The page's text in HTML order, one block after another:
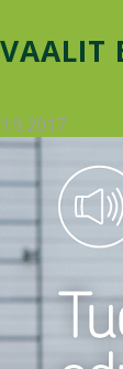
VAALIT
1.9.2017